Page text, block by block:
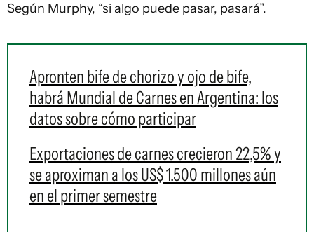
Según Murphy, “si algo puede pasar, pasará”.
Apronten bife de chorizo y ojo de bife,
habrá Mundial de Carnes en Argentina: los
datos sobre cómo participar
Exportaciones de carnes crecieron 22,5% y
se aproximan a los US$ 1.500 millones aún
en el primer semestre